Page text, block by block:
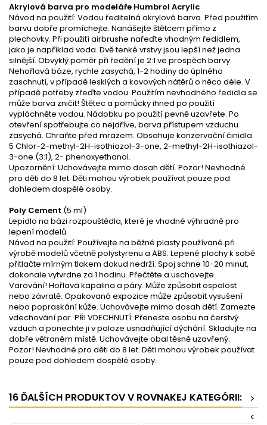
Akrylová barva pro modeláře Humbrol Acrylic
Návod na použití: Vodou ředitelná akrylová barva. Před použitím
barvu dobře promíchejte. Nanášejte štětcem přímo z
plechovky. Při použití airbrushe nařeďte vhodným ředidlem,
jako je například voda. Dvě tenké vrstvy jsou lepší než jedna
silnější. Obvyklý poměr při ředění je 2:1 ve prospěch barvy.
Nehořlavá báze, rychle zasychá, 1-2 hodiny do úplného
zaschnutí, v případě lesklých a kovových nátěrů o něco déle. V
případě potřeby zřeďte vodou. Použitím nevhodného ředidla se
může barva zničit! Štětec a pomůcky ihned po použití
vypláchněte vodou. Nádobku po použití pevně uzavřete. Po
otevření spotřebujte co nejdříve, barva přístupem vzduchu
zasychá. Chraňte před mrazem. Obsahuje konzervační činidla
5 Chlor-2-methyl-2H-isothiazol-3-one, 2-methyl-2H-isothiazol-
3-one (3:1), 2- phenoxyethanol.
Upozornění: Uchovávejte mimo dosah dětí. Pozor! Nevhodné
pro děti do 8 let. Děti mohou výrobek používat pouze pod
dohledem dospělé osoby.
Poly Cement (5 ml)
Lepidlo na bázi rozpouštědla, které je vhodné výhradně pro
lepení modelů.
Návod na použití: Používejte na běžné plasty používané při
výrobě modelů včetně polystyrenu a ABS. Lepené plochy k sobě
přitlačte mírným tlakem dokud nedrží. Spoj schne 10-20 minut,
dokonale vytvrdne za 1 hodinu. Přečtěte a uschovejte.
Varování! Hořlavá kapalina a páry. Může způsobit ospalost
nebo závratě. Opakovaná expozice může způsobit vysušení
nebo popraskání kůže. Uchovávejte mimo dosah dětí. Zamezte
vdechování par. PŘI VDECHNUTÍ: Přeneste osobu na čerstvý
vzduch a ponechte ji v poloze usnadňující dýchání. Skladujte na
dobře větraném místě. Uchovávejte obal těsně uzavřený.
Pozor! Nevhodné pro děti do 8 let. Děti mohou výrobek používat
pouze pod dohledem dospělé osoby.
16 ĎALŠÍCH PRODUKTOV V ROVNAKEJ KATEGÓRII:
>
<